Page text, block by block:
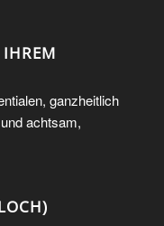
IHREM
ganzheitlich
achtsam,